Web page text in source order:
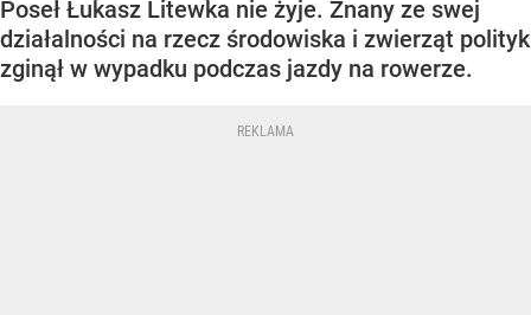
Poseł Łukasz Litewka nie żyje. Znany ze swej
działalności na rzecz środowiska i zwierząt polityk
zginął w wypadku podczas jazdy na rowerze.